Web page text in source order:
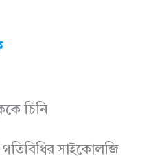
চিনি
গতিবিধির সাইকোলজি